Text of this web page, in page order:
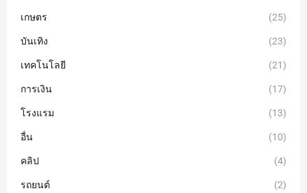
เกษตร (25)
บันเทิง (23)
เทคโนโลยี (21)
การเงิน (17)
โรงแรม (13)
อื่น (10)
คลิป (4)
รถยนต์ (2)